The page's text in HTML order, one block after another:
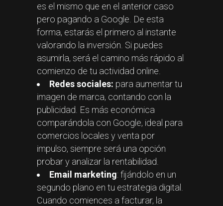
es el mismo que en el anterior caso
pero pagando a Google. De esta
forma, estarás el primero al instante
valorando la inversión. Si puedes
asumirla, será el camino más rápido al
comienzo de tu actividad online.
Redes sociales: para aumentar tu
imagen de marca, contando con la
publicidad. Es más económica
comparándola con Google, ideal para
comercios locales y venta por
impulso, siempre será una opción
probar y analizar la rentabilidad.
Email marketing: fijándolo en un
segundo plano en tu estrategia digital.
Cuando comiences a facturar, la